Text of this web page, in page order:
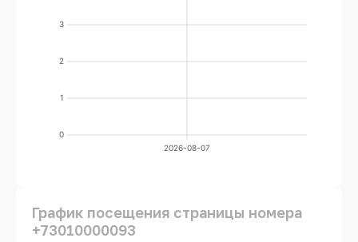
0
1
2
3
2026-08-07
График посещения страницы номера
+73010000093